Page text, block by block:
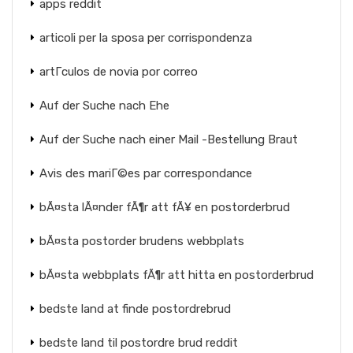
apps reddit
articoli per la sposa per corrispondenza
artГ­culos de novia por correo
Auf der Suche nach Ehe
Auf der Suche nach einer Mail -Bestellung Braut
Avis des mariГ©es par correspondance
bÃ¤sta lÃ¤nder fÃ¶r att fÃ¥ en postorderbrud
bÃ¤sta postorder brudens webbplats
bÃ¤sta webbplats fÃ¶r att hitta en postorderbrud
bedste land at finde postordrebrud
bedste land til postordre brud reddit